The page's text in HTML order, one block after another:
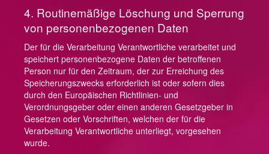
4. Routinemäßige Löschung und Sperrung
von personenbezogenen Daten
Der für die Verarbeitung Verantwortliche verarbeitet und
speichert personenbezogene Daten der betroffenen
Person nur für den Zeitraum, der zur Erreichung des
Speicherungszwecks erforderlich ist oder sofern dies
durch den Europäischen Richtlinien- und
Verordnungsgeber oder einen anderen Gesetzgeber in
Gesetzen oder Vorschriften, welchen der für die
Verarbeitung Verantwortliche unterliegt, vorgesehen
wurde.